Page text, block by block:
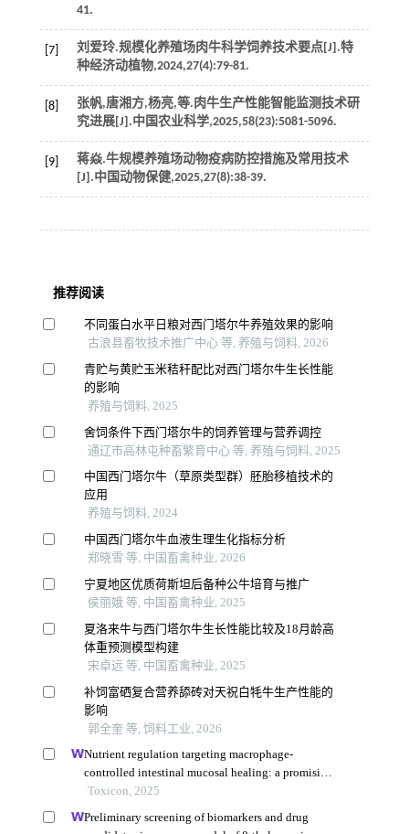
41.
[7] 刘爱玲.规模化养殖场肉牛科学饲养技术要点[J].特
种经济动植物,2024,27(4):79-81.
[8] 张帆,唐湘方,杨亮,等.肉牛生产性能智能监测技术研
究进展[J].中国农业科学,2025,58(23):5081-5096.
[9]
蒋焱.牛规模养殖场动物疫病防控措施及常用技术
[J].中国动物保健,2025,27(8):38-39.